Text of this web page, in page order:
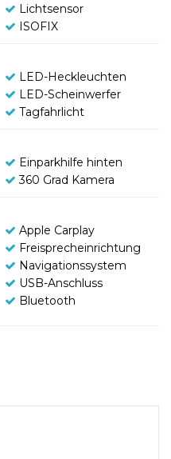
Lichtsensor
ISOFIX
LED-Heckleuchten
LED-Scheinwerfer
Tagfahrlicht
Einparkhilfe hinten
360 Grad Kamera
Apple Carplay
Freisprecheinrichtung
Navigationssystem
USB-Anschluss
Bluetooth